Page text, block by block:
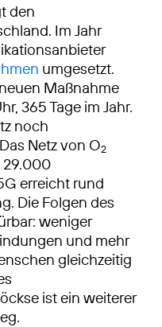
den
Im Jahr
umgesetzt.
Maßnahme
365 Tage im Jahr.
noch
Netz von O2
29.000
erreicht rund
Die Folgen des
weniger
und mehr
gleichzeitig
ist ein weiterer